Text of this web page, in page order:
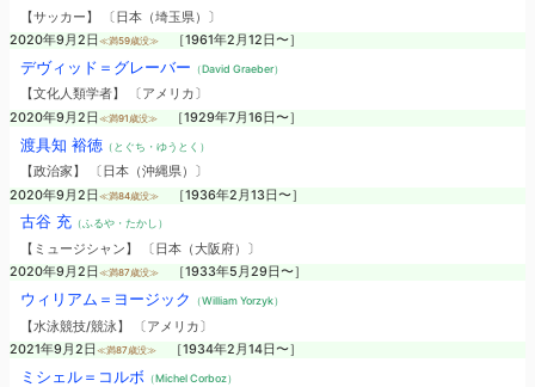
【サッカー】 〔日本（埼玉県）〕
2020年9月2日 ≪満59歳没≫ ［1961年2月12日〜］
デヴィッド＝グレーバー （David Graeber）
【文化人類学者】 〔アメリカ〕
2020年9月2日 ≪満91歳没≫ ［1929年7月16日〜］
渡具知 裕徳（とぐち・ゆうとく）
【政治家】 〔日本（沖縄県）〕
2020年9月2日 ≪満84歳没≫ ［1936年2月13日〜］
古谷 充（ふるや・たかし）
【ミュージシャン】 〔日本（大阪府）〕
2020年9月2日 ≪満87歳没≫ ［1933年5月29日〜］
ウィリアム＝ヨージック （William Yorzyk）
【水泳競技/競泳】 〔アメリカ〕
2021年9月2日 ≪満87歳没≫ ［1934年2月14日〜］
ミシェル＝コルボ （Michel Corboz）